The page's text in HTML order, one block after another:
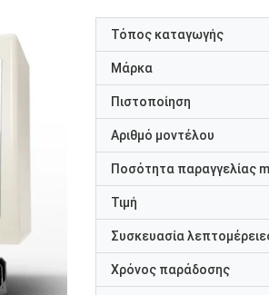
Τόπος καταγωγής
Μάρκα
Πιστοποίηση
Αριθμό μοντέλου
Ποσότητα παραγγελίας
Τιμή
Συσκευασία
Χρόνος παράδοσης